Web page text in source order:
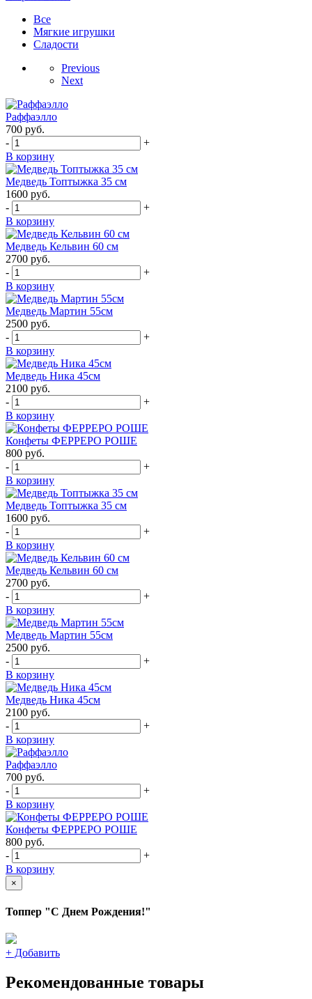
Все
Мягкие игрушки
Сладости
Previous
Next
Раффаэлло
700 руб.
-
+
В корзину
Медведь Топтыжка 35 см
1600 руб.
-
+
В корзину
Медведь Кельвин 60 см
2700 руб.
-
+
В корзину
Медведь Мартин 55см
2500 руб.
-
+
В корзину
Медведь Ника 45см
2100 руб.
-
+
В корзину
Конфеты ФЕРРЕРО РОШЕ
800 руб.
-
+
В корзину
Медведь Топтыжка 35 см
1600 руб.
-
+
В корзину
Медведь Кельвин 60 см
2700 руб.
-
+
В корзину
Медведь Мартин 55см
2500 руб.
-
+
В корзину
Медведь Ника 45см
2100 руб.
-
+
В корзину
Раффаэлло
700 руб.
-
+
В корзину
Конфеты ФЕРРЕРО РОШЕ
800 руб.
-
+
В корзину
×
Топпер "С Днем Рождения!"
+ Добавить
Рекомендованные товары